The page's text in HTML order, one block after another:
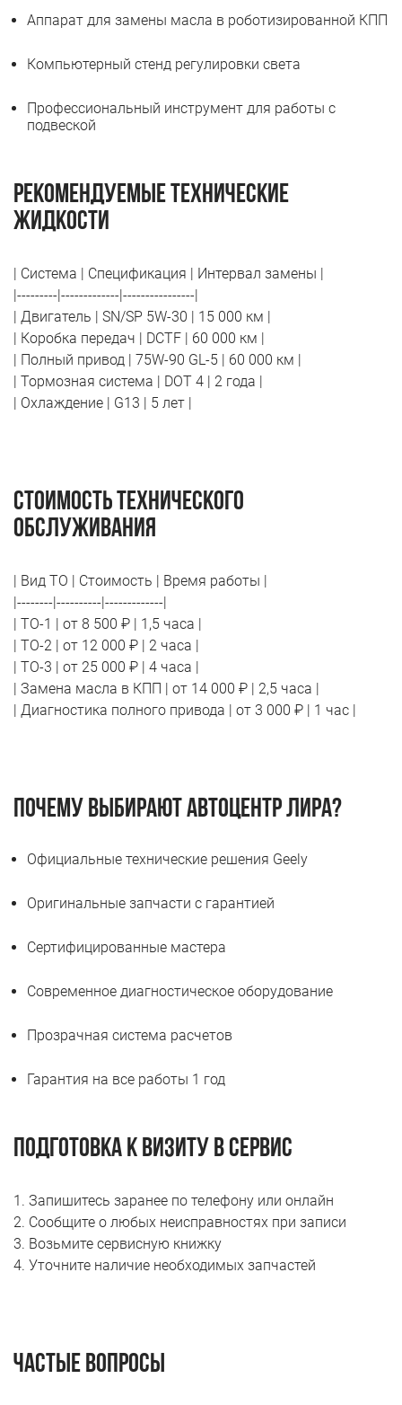
Аппарат для замены масла в роботизированной КПП
Компьютерный стенд регулировки света
Профессиональный инструмент для работы с
подвеской
Рекомендуемые технические
жидкости
| Система | Спецификация | Интервал замены |
|---------|-------------|----------------|
| Двигатель | SN/SP 5W-30 | 15 000 км |
| Коробка передач | DCTF | 60 000 км |
| Полный привод | 75W-90 GL-5 | 60 000 км |
| Тормозная система | DOT 4 | 2 года |
| Охлаждение | G13 | 5 лет |
Стоимость технического
обслуживания
| Вид ТО | Стоимость | Время работы |
|--------|----------|-------------|
| ТО-1 | от 8 500 ₽ | 1,5 часа |
| ТО-2 | от 12 000 ₽ | 2 часа |
| ТО-3 | от 25 000 ₽ | 4 часа |
| Замена масла в КПП | от 14 000 ₽ | 2,5 часа |
| Диагностика полного привода | от 3 000 ₽ | 1 час |
Почему выбирают автоцентр Лира?
Официальные технические решения Geely
Оригинальные запчасти с гарантией
Сертифицированные мастера
Современное диагностическое оборудование
Прозрачная система расчетов
Гарантия на все работы 1 год
Подготовка к визиту в сервис
1. Запишитесь заранее по телефону или онлайн
2. Сообщите о любых неисправностях при записи
3. Возьмите сервисную книжку
4. Уточните наличие необходимых запчастей
Частые вопросы